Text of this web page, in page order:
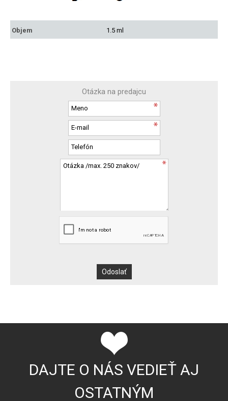
Objem 1.5 ml
Otázka na predajcu
DAJTE O NÁS VEDIEŤ AJ
OSTATNÝM